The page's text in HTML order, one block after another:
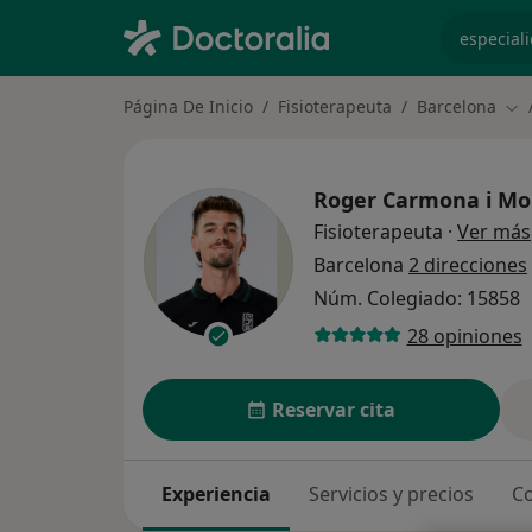
Página De Inicio Fisioterapeuta Barcelona
Roger Carmona i
Fisioterapeuta · Ver más
Barcelona 2 direcciones
Núm. Colegiado: 15858
28 opiniones
Reservar cita
Experiencia Servicios y precios